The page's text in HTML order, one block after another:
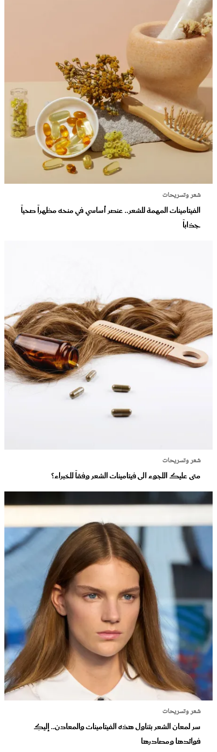
شعر وتسريحات
الفيتامينات المهمة للشعر.. عنصر أساسي في منحه مظهراً صحياً
جذاباً
شعر وتسريحات
متى عليك اللجوء الى فيتامينات الشعر وفقاً للخبراء؟
شعر وتسريحات
سر لمعان الشعر بتناول هذه الفيتامينات والمعادن.. إليكِ
فوائدها ومصادرها